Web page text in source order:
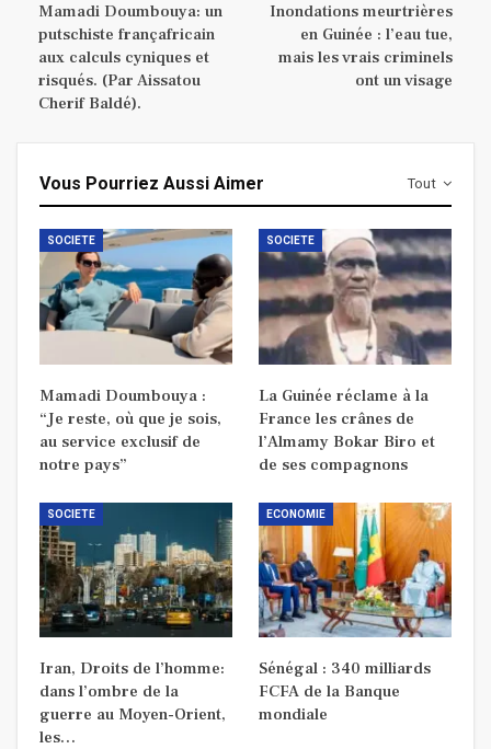
Mamadi Doumbouya: un
putschiste françafricain
aux calculs cyniques et
risqués. (Par Aissatou
Cherif Baldé).
Inondations meurtrières
en Guinée : l’eau tue,
mais les vrais criminels
ont un visage
Tout
Vous Pourriez Aussi Aimer
SOCIETE
Mamadi Doumbouya :
“Je reste, où que je sois,
au service exclusif de
notre pays”
SOCIETE
La Guinée réclame à la
France les crânes de
l’Almamy Bokar Biro et
de ses compagnons
SOCIETE
Iran, Droits de l’homme:
dans l’ombre de la
guerre au Moyen-Orient,
les…
ECONOMIE
Sénégal : 340 milliards
FCFA de la Banque
mondiale